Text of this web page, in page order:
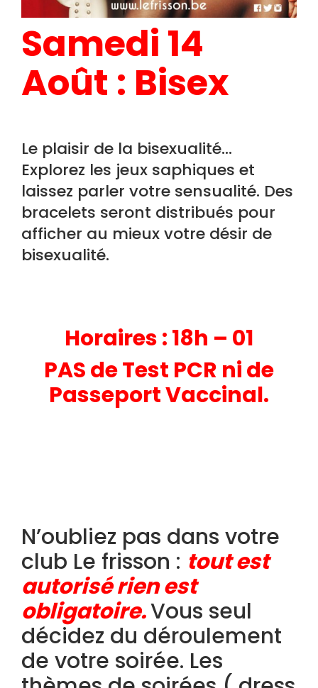
Samedi 14
Août : Bisex
Le plaisir de la bisexualité…
Explorez les jeux saphiques et
laissez parler votre sensualité. Des
bracelets seront distribués pour
afficher au mieux votre désir de
bisexualité.
Horaires : 18h – 01
PAS de Test PCR ni de
Passeport Vaccinal.
N’oubliez pas dans votre
club Le frisson : tout est
autorisé rien est
obligatoire.Vous seul
décidez du déroulement
de votre soirée. Les